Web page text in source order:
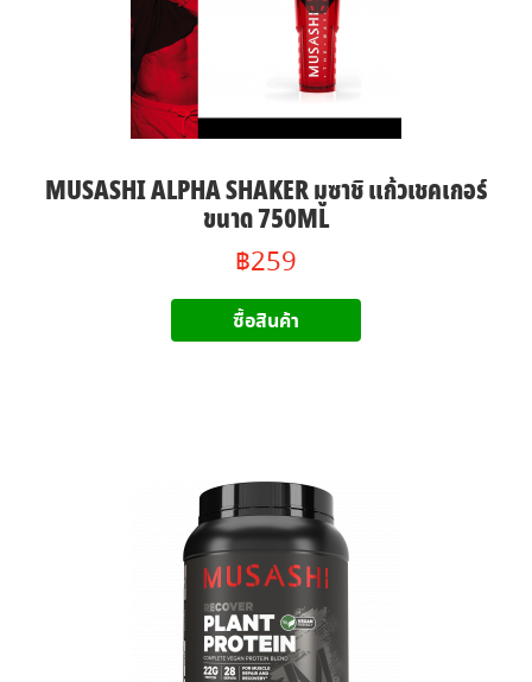
MUSASHI ALPHA SHAKER มูซาชิ แก้วเชคเกอร์
ขนาด 750ML
฿259
ซื้อสินค้า